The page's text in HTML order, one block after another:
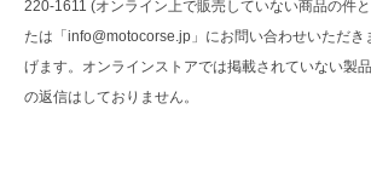
220-1611 (オンライン上で販売していない商品の件
たは「info@motocorse.jp」にお問い合わせいただき
げます。オンラインストアでは掲載されていない製
の返信はしておりません。